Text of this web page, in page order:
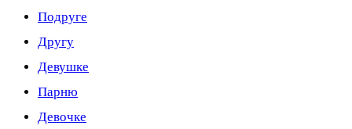
Подруге
Другу
Девушке
Парню
Девочке